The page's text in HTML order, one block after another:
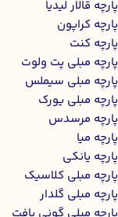
پارچه قالار لیدیا
پارچه کراپون
پارچه کنت
پارچه مبلی پت ولوت
پارچه مبلی سیملس
پارچه مبلی یورک
پارچه مرسدس
پارچه میا
پارچه یانکی
پارچه مبلی کلاسیک
پارچه مبلی گلدار